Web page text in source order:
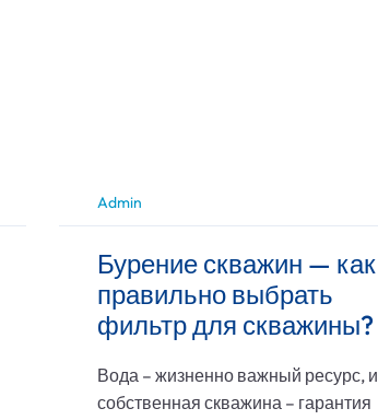
Admin
Бурение скважин — как
правильно выбрать
фильтр для скважины?
Вода – жизненно важный ресурс, и
собственная скважина – гарантия